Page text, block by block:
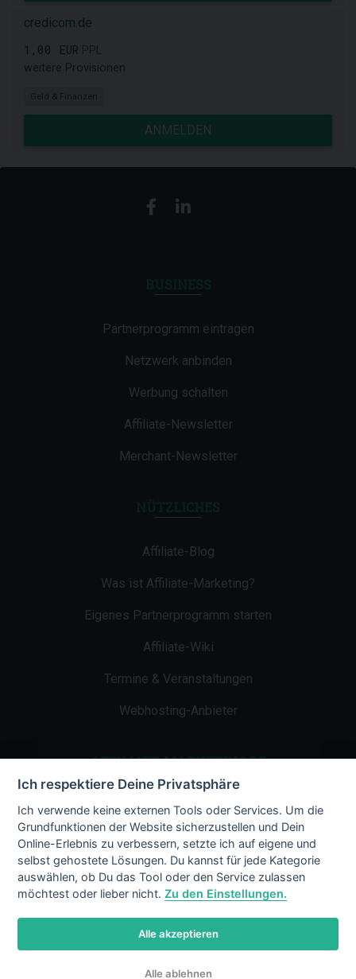
credicom.de
1,00 EUR
weitere Provisionen
Geld & Finanzen
ANMELDEN
Partnerprogramm eintragen
Netzwerk anbinden
Werbung schalten
Affiliate-Newsletter
Merchant-Newsletter
Affiliate-Blog
Was ist Affiliate-Marketing?
Eigenes Partnerprogramm starten
Affiliate-Wiki
Termine & Veranstaltungen
Webhosting-Anbieter
AFFILIATE-MARKETING.DE
Impressum
Kontakt
Datenschutz
Ich respektiere Deine Privatsphäre
Ich verwende keine externen Tools oder Services. Um die
Grundfunktionen der Website sicherzustellen und Dein
Online-Erlebnis zu verbessern, setzte ich auf eigene und
selbst gehostete Lösungen. Du kannst für jede Kategorie
auswählen, ob Du das Tool oder den Service zulassen
möchtest oder lieber nicht.Zu den Einstellungen.
Alle akzeptieren
Alle ablehnen